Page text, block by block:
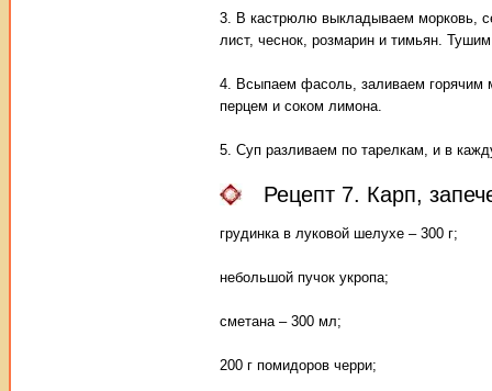
3. В кастрюлю выкладываем морковь,
лист, чеснок, розмарин и тимьян.
4. Всыпаем фасоль, заливаем горячим
перцем и соком лимона.
5. Суп разливаем по тарелкам, и в
Рецепт 7. Карп,
грудинка в луковой шелухе – 300 г;
небольшой пучок укропа;
сметана – 300 мл;
200 г помидоров черри;